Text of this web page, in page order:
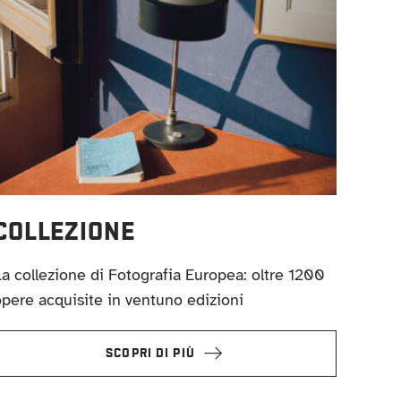
collezione di Fotografia Europea: oltre 1200
acquisite in ventuno edizioni
SCOPRI DI PIÙ